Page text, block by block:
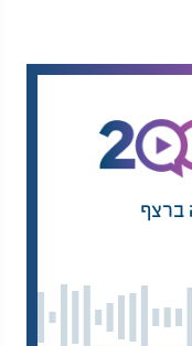
שנחשבים
ותפוחי
לעמוד כמה
מערבוב
במהלך ההכנה
אדמה שמתפרק
והצורה שלה גם
ברצף